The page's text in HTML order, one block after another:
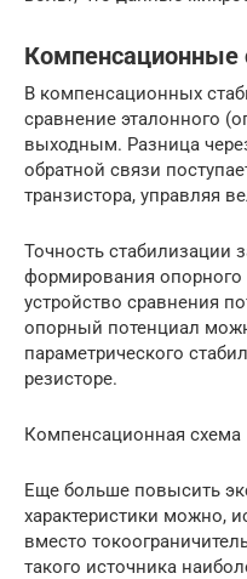
Компенсационные
В компенсационных
сравнение эталонного
выходным. Разница
обратной связи
транзистора, управляя
Точность стабилизации
формирования опорного
устройство сравнения
опорный потенциал
параметрического
резисторе.
Компенсационная схема
Еще больше повысить
характеристики можно,
вместо
такого источника